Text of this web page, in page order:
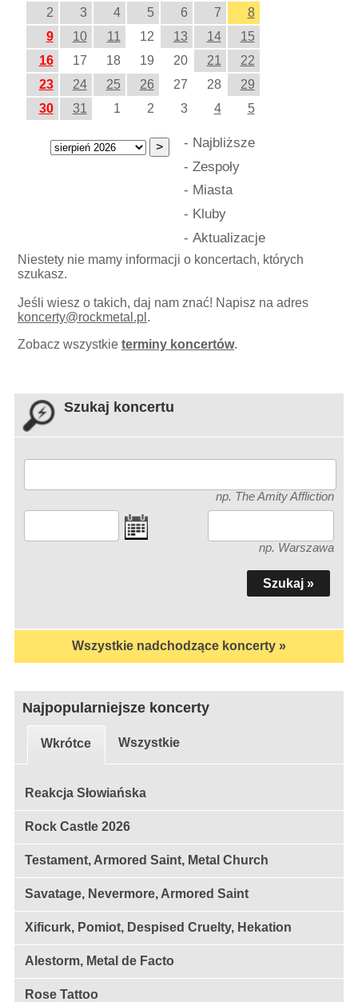
2
3 4 5 6 7
8
9
10 11 12 13 14
15
16
17 18 19 20 21
22
23
24 25 26 27 28
29
30
31 1 2 3 4 5
- Najbliższe
- Zespoły
- Miasta
- Kluby
- Aktualizacje
Niestety nie mamy informacji o koncertach, których
szukasz.
Jeśli wiesz o takich, daj nam znać! Napisz na adres
koncerty@rockmetal.pl .
Zobacz wszystkieterminy koncertów.
Szukaj koncertu
np. The Amity Affliction
np. Warszawa
Wszystkie nadchodzące koncerty »
Najpopularniejsze koncerty
Wkrótce Wszystkie
Reakcja Słowiańska
Rock Castle 2026
Testament, Armored Saint, Metal Church
Savatage, Nevermore, Armored Saint
Xificurk, Pomiot, Despised Cruelty, Hekation
Alestorm, Metal de Facto
Rose Tattoo